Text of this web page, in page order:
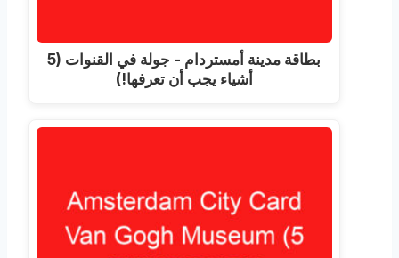
بطاقة مدينة أمستردام - جولة في القنوات (5
أشياء يجب أن تعرفها!)